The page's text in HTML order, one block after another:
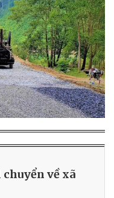
về xã